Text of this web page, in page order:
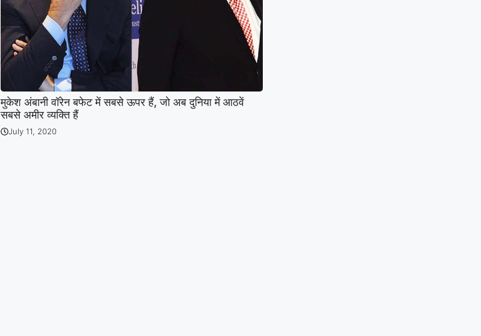
मुकेश अंबानी वॉरेन बफेट में सबसे ऊपर हैं, जो अब दुनिया में आठवें
सबसे अमीर व्यक्ति हैं
July 11, 2020